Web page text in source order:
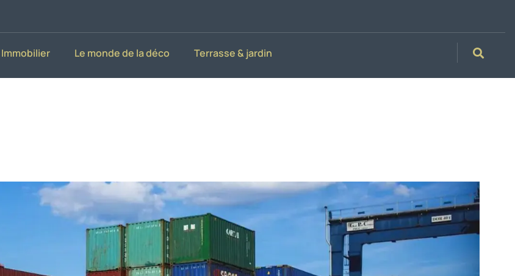
Immobilier Le monde de la déco Terrasse & jardin